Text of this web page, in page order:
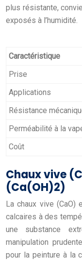
plus résistante,
exposés à l’humidité.
Caractéristique
Prise
Applications
Résistance
Perméabilité à la
Coût
Chaux vive
(Ca(OH)2)
La chaux vive (CaO)
calcaires à des
une substance
manipulation
pour la peinture à la